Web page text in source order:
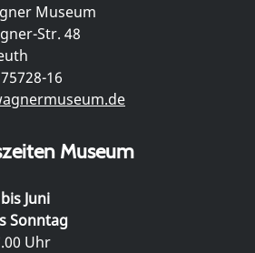
Museum
Str. 48
16
Museum
Juni
Sonntag
Uhr